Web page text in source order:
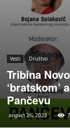
Vesti Društvo
Tribina
‘bratskom’
Pančevu
април 26, 2023